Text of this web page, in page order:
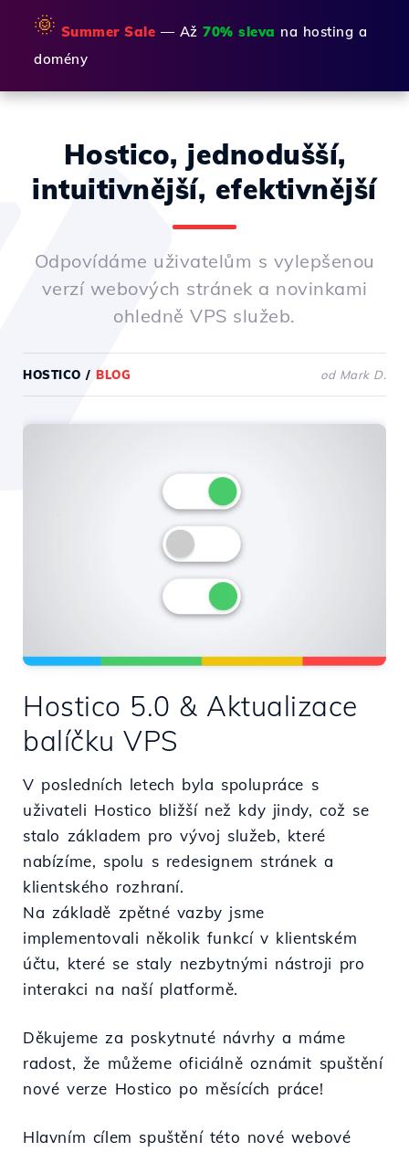
🌞 Summer Sale — Až 70% sleva na hosting a
domény
Hostico, jednodušší,
intuitivnější, efektivnější
Odpovídáme uživatelům s vylepšenou
verzí webových stránek a novinkami
ohledně VPS služeb.
HOSTICO / BLOG od Mark D.
Hostico 5.0 & Aktualizace
balíčku VPS
V posledních letech byla spolupráce s
uživateli Hostico bližší než kdy jindy, což se
stalo základem pro vývoj služeb, které
nabízíme, spolu s redesignem stránek a
klientského rozhraní.
Na základě zpětné vazby jsme
implementovali několik funkcí v klientském
účtu, které se staly nezbytnými nástroji pro
interakci na naší platformě.
Děkujeme za poskytnuté návrhy a máme
radost, že můžeme oficiálně oznámit spuštění
nové verze Hostico po měsících práce!
Hlavním cílem spuštění této nové webové